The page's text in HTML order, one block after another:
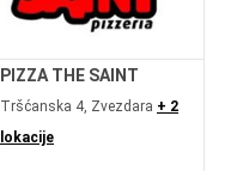
PIZZA THE SAINT
Tršćanska 4, Zvezdara + 2
lokacije